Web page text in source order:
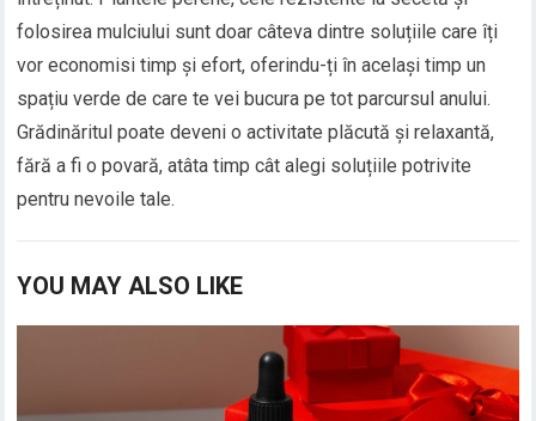
folosirea mulciului sunt doar câteva dintre soluțiile care îți
vor economisi timp și efort, oferindu-ți în același timp un
spațiu verde de care te vei bucura pe tot parcursul anului.
Grădinăritul poate deveni o activitate plăcută și relaxantă,
fără a fi o povară, atâta timp cât alegi soluțiile potrivite
pentru nevoile tale.
YOU MAY ALSO LIKE